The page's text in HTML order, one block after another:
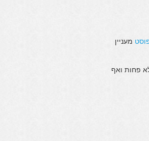
מעניין
פחות ואף